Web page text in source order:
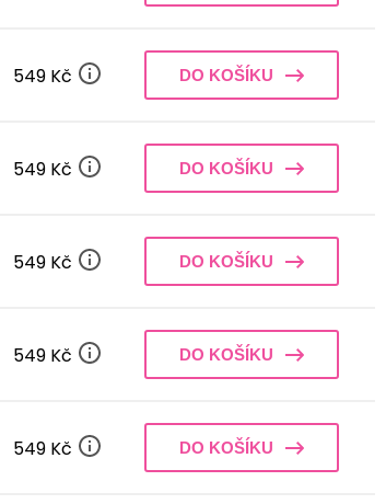
549 Kč DO KOŠÍKU
549 Kč DO KOŠÍKU
549 Kč DO KOŠÍKU
549 Kč DO KOŠÍKU
549 Kč DO KOŠÍKU